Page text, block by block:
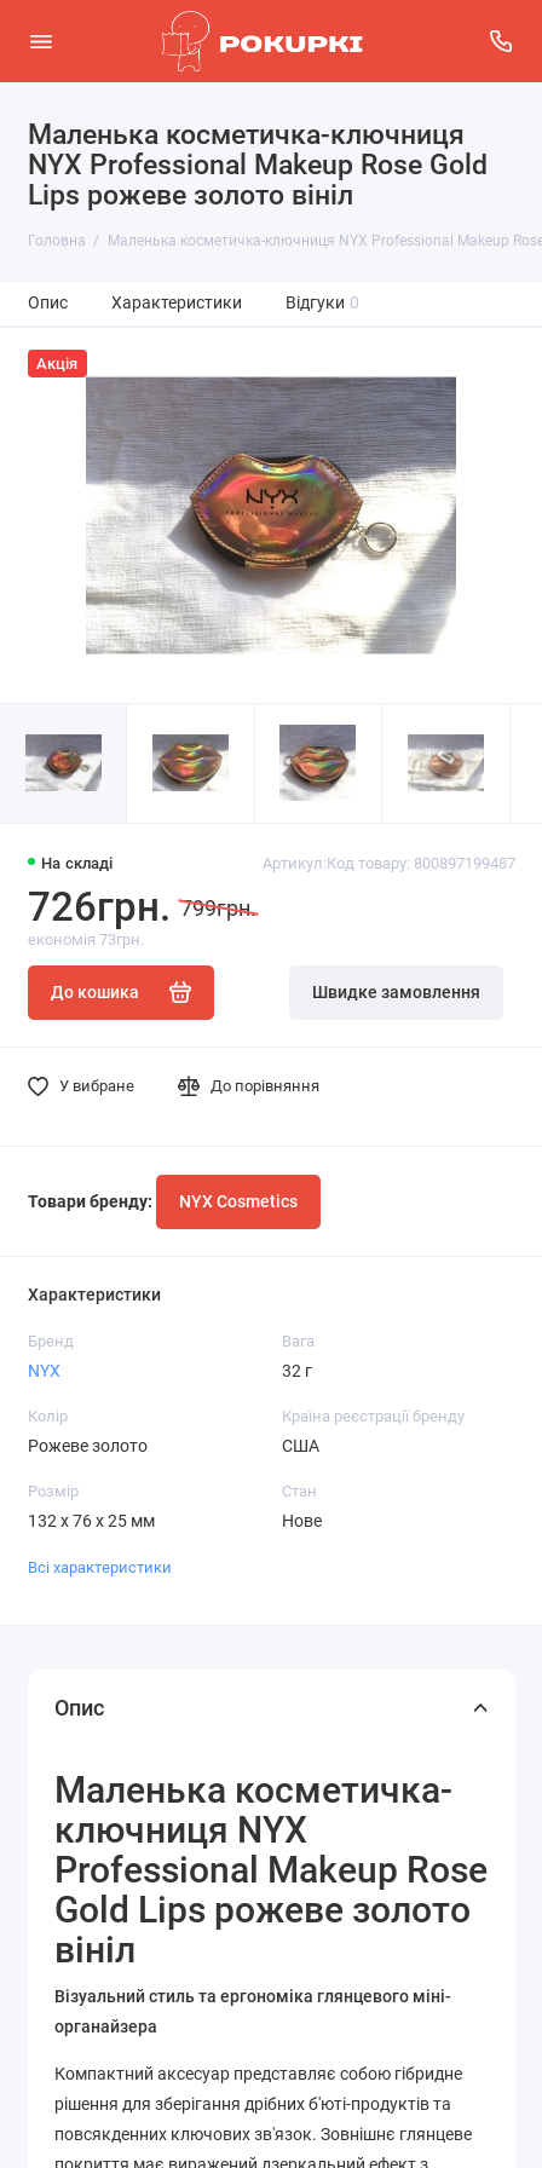
Маленька косметичка-ключниця
NYX Professional Makeup Rose Gold
Lips рожеве золото вініл
Головна Маленька косметичка-ключниця NYX Professional Makeup
Опис Характеристики Відгуки 0
Акція
На складі Код товару: 800897199487
Артикул:
726грн. 799грн.
економія 73грн.
До кошика Швидке замовлення
У вибране До порівняння
Товари бренду: NYX Cosmetics
Характеристики
Бренд
NYX
Вага
32 г
Колір
Рожеве золото
Країна реєстрації бренду
США
Розмір
132 x 76 x 25 мм
Стан
Нове
Всі характеристики
Опис
Маленька косметичка-
ключниця NYX
Professional Makeup Rose
Gold Lips рожеве золото
вініл
Візуальний стиль та ергономіка глянцевого міні-
органайзера
Компактний аксесуар представляє собою гібридне
рішення для зберігання дрібних б'юті-продуктів та
повсякденних ключових зв'язок. Зовнішнє глянцеве